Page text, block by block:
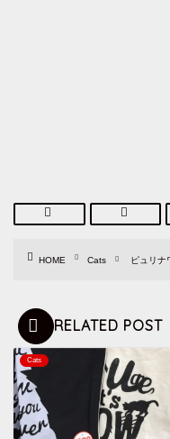
HOME Cats ピュリ
RELATED POST
Cats